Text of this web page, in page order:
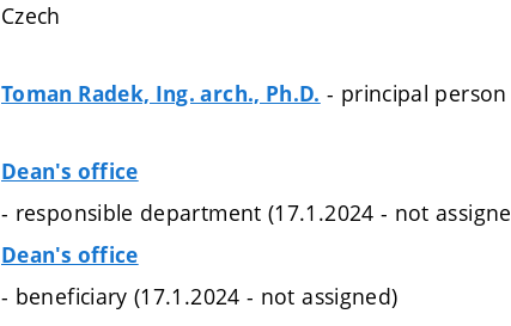
Czech
Toman Radek, Ing. arch., Ph.D. - principal
Dean's office
- responsible department (17.1.2024 - not
Dean's office
- beneficiary (17.1.2024 - not assigned)